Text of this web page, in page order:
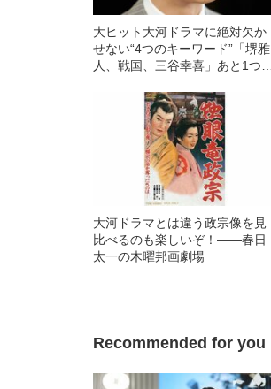
大ヒット大河ドラマに絶対欠か
せない“4つのキーワード”「堺雅
人、戦国、三谷幸喜」あと1つ
大河ドラマとは違う政宗像を見
比べるのも楽しいぞ！――春日
太一の木曜邦画劇場
Recommended for you